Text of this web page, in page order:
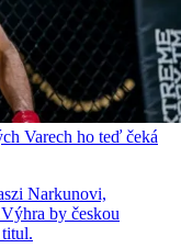
Varech ho teď čeká
Narkunovi,
by českou